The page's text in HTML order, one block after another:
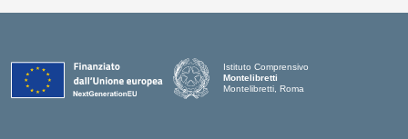
Istituto Comprensivo
Montelibretti
Montelibretti, Roma